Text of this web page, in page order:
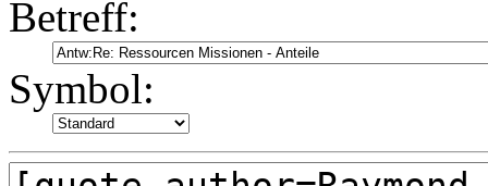
Betreff:
Symbol: